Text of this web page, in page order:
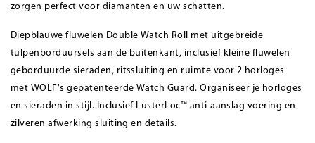
zorgen perfect voor diamanten en uw schatten.
Diepblauwe fluwelen Double Watch Roll met uitgebreide
tulpenborduursels aan de buitenkant, inclusief kleine fluwelen
geborduurde sieraden, ritssluiting en ruimte voor 2 horloges
met WOLF's gepatenteerde Watch Guard. Organiseer je horloges
en sieraden in stijl. Inclusief LusterLoc™ anti-aanslag voering en
zilveren afwerking sluiting en details.